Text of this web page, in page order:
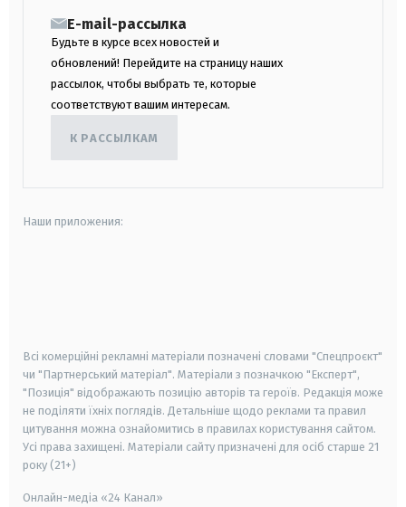
E-mail-рассылка
Будьте в курсе всех новостей и
обновлений! Перейдите на страницу наших
рассылок, чтобы выбрать те, которые
соответствуют вашим интересам.
К РАССЫЛКАМ
Наши приложения:
Всі комерційні рекламні матеріали позначені словами "Спецпроєкт"
чи "Партнерський матеріал". Матеріали з позначкою "Експерт",
"Позиція" відображають позицію авторів та героїв. Редакція може
не поділяти їхніх поглядів. Детальніше щодо реклами та правил
цитування можна ознайомитись в правилах користування сайтом.
Усі права захищені. Матеріали сайту призначені для осіб старше 21
року (21+)
Онлайн-медіа «24 Канал»